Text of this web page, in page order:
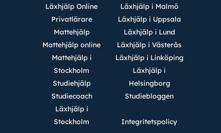
Läxhjälp Online
Privatlärare
Mattehjälp
Mattehjälp online
Mattehjälp i
Stockholm
Studiehjälp
Studiecoach
Läxhjälp i
Stockholm
Läxhjälp i Malmö
Läxhjälp i Uppsala
Läxhjälp i Lund
Läxhjälp i Västerås
Läxhjälp i Linköping
Läxhjälp i
Helsingborg
Studiebloggen
Integritetspolicy